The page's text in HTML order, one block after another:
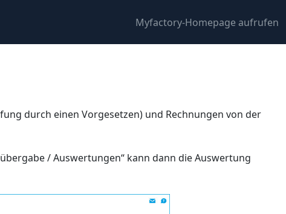
Myfactory-Homepage aufrufen
durch einen Vorgesetzen) und Rechnungen von der
/ Auswertungen“ kann dann die Auswertung